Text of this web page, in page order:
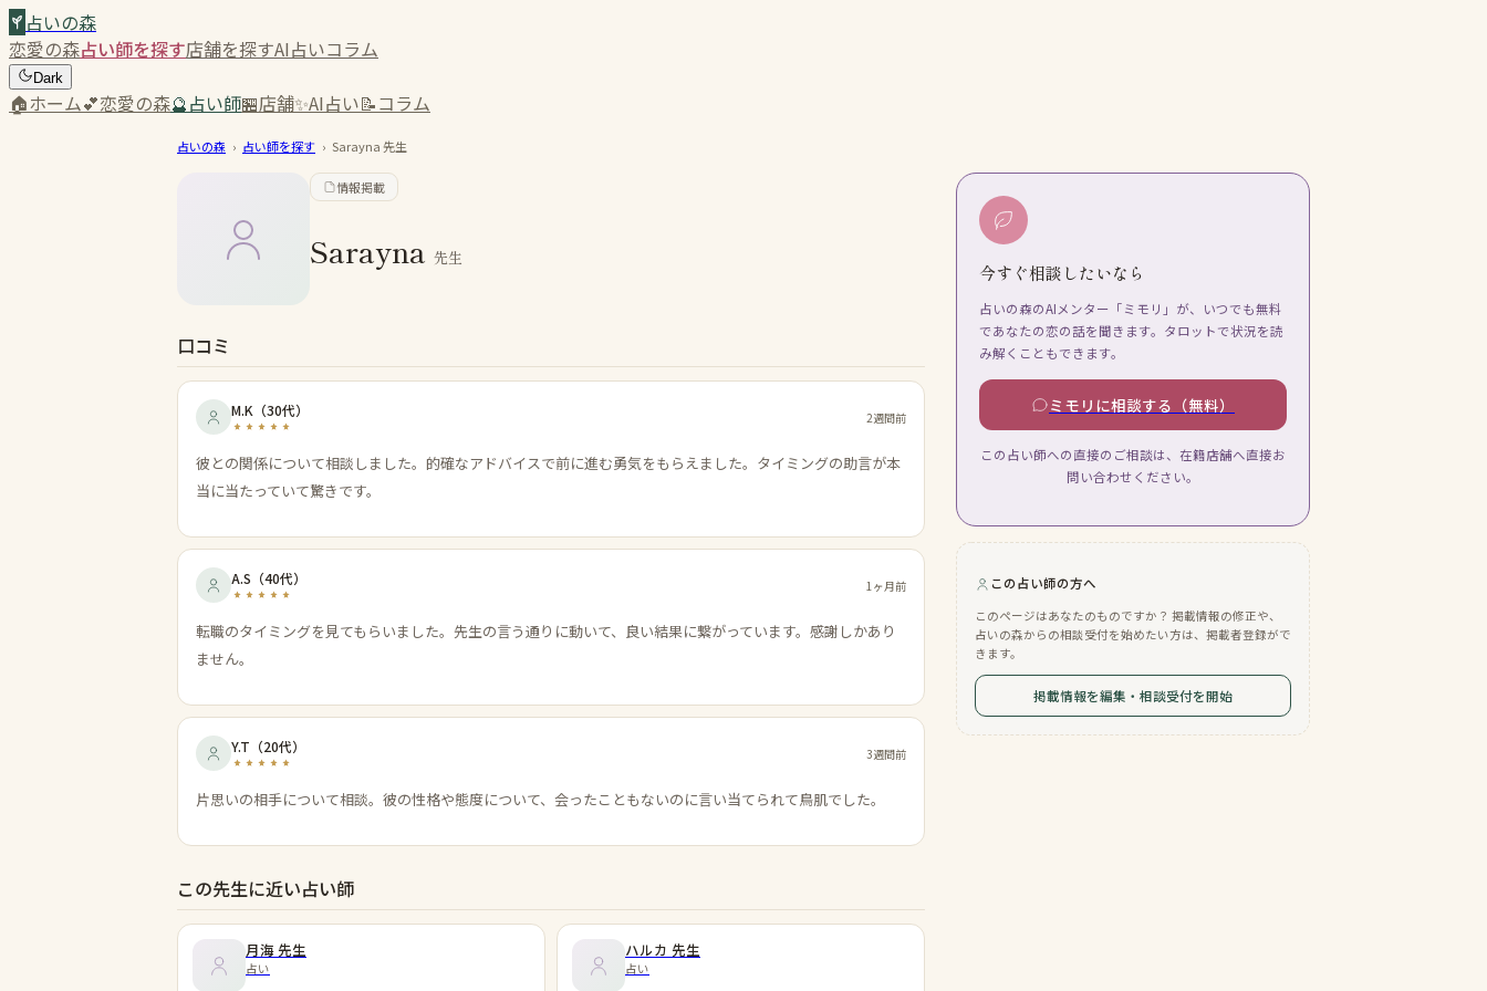
占いの森
恋愛の森占い師を探す店舗を探すAI占いコラム
Dark
🏠ホーム💕恋愛の森🔮占い師🏪店舗✨AI占い📝コラム
占いの森 › 占い師を探す › Sarayna先生
情報掲載
Sarayna 先生
口コミ
M.K （30代） 2週間前
彼との関係について相談しました。的確なアドバイスで前に進む勇気をもらえました。タイミングの助言が本
当に当たっていて驚きです。
A.S （40代） 1ヶ月前
転職のタイミングを見てもらいました。先生の言う通りに動いて、良い結果に繋がっています。感謝しかあり
ません。
Y.T （20代） 3週間前
片思いの相手について相談。彼の性格や態度について、会ったこともないのに言い当てられて鳥肌でした。
この先生に近い占い師
月海 先生
占い
ハルカ 先生
占い
今すぐ相談したいなら
占いの森のAIメンター「ミモリ」が、いつでも無料
であなたの恋の話を聞きます。タロットで状況を読
み解くこともできます。
ミモリに相談する（無料）
この占い師への直接のご相談は、在籍店舗へ直接お
問い合わせください。
この占い師の方へ
このページはあなたのものですか？ 掲載情報の修正や、
占いの森からの相談受付を始めたい方は、掲載者登録がで
きます。
掲載情報を編集・相談受付を開始